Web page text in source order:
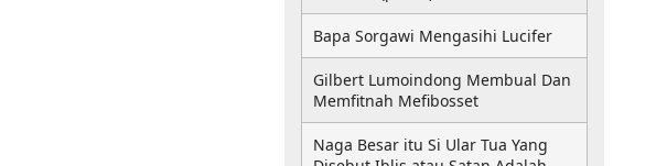
Bapa Sorgawi Mengasihi Lucifer
Gilbert Lumoindong Membual Dan
Memfitnah Mefibosset
Naga Besar itu Si Ular Tua Yang